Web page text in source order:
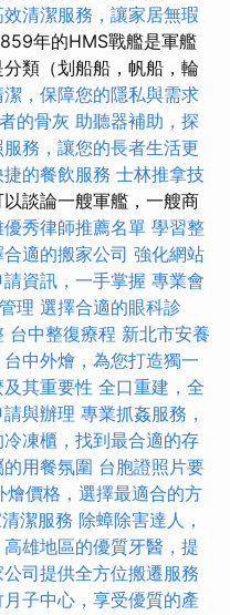
清潔服務，讓家居無瑕
年的HMS戰艦是軍艦
類（划船船，帆船，輪
，保障您的隱私與需求
的骨灰 助聽器補助，探
服務，讓您的長者生活更
的餐飲服務 士林推拿技
談論一艘軍艦，一艘商
優秀律師推薦名單 學習整
適的搬家公司 強化網站
資訊，一手掌握 專業會
理 選擇合適的眼科診
台中整復療程 新北市安養
台中外燴，為您打造獨一
其重要性 全口重建，全
與辦理 專業抓姦服務，
凍櫃，找到最合適的存
用餐氛圍 台胞證照片要
價格，選擇最適合的方
潔服務 除蟑除害達人，
高雄地區的優質牙醫，提
司提供全方位搬遷服務
月子中心，享受優質的產